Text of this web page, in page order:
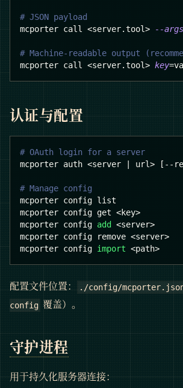
# JSON payload
mcporter call <server.tool> --args
# Machine-readable output
mcporter call <server.tool> key=
认证与配置
# OAuth login for a server
mcporter auth <server url> [ --
# Manage config
mcporter config list
mcporter config get <key>
mcporter config add <server>
mcporter config remove <server>
mcporter config import <path>
配置文件位置： ./config/
config 覆盖）。
守护进程
用于持久化服务器连接：